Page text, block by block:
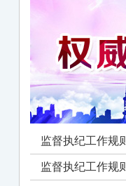
监督执纪工作规
监督执纪工作规